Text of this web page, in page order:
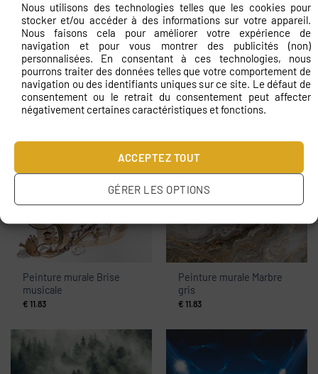
Nous utilisons des technologies telles que les cookies pour
stocker et/ou accéder à des informations sur votre appareil.
Nous faisons cela pour améliorer votre expérience de
navigation et pour vous montrer des publicités (non)
personnalisées. En consentant à ces technologies, nous
pourrons traiter des données telles que votre comportement de
navigation ou des identifiants uniques sur ce site. Le défaut de
consentement ou le retrait du consentement peut affecter
négativement certaines caractéristiques et fonctions.
ACCEPTEZ TOUT
GÉRER LES OPTIONS
Peinture murale Feuilles
de fougère
Papier peint Béton Cuivre
11.83
Peinture murale Brise
musicale
€ 11.83
Peinture murale Marbre
gris
€ 11.83